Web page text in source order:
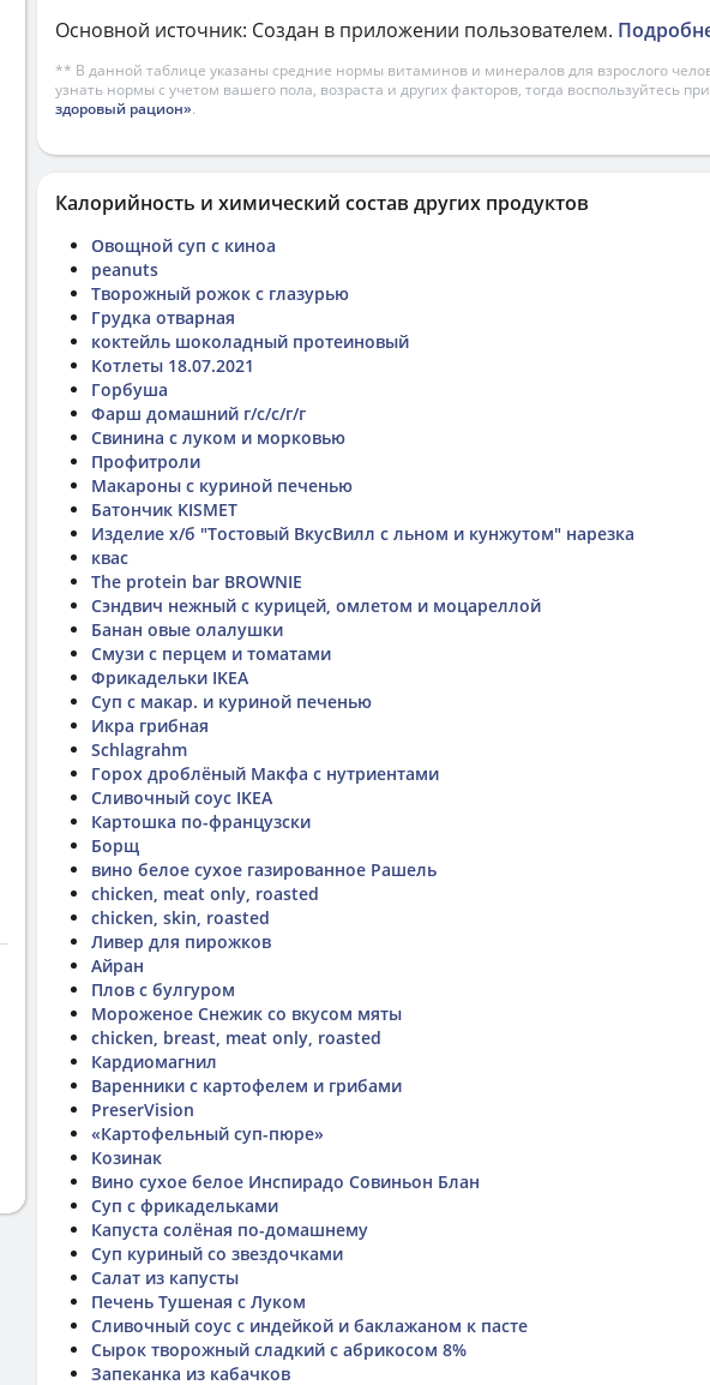
Основной источник: Создан в приложении пользователем.
** В данной таблице указаны средние нормы витаминов и минералов для взрослого
узнать нормы с учетом вашего пола, возраста и других факторов, тогда воспользуйтесь
здоровый рацион».
Калорийность и химический состав других продуктов
Овощной суп с киноа
peanuts
Творожный рожок с глазурью
Грудка отварная
коктейль шоколадный протеиновый
Котлеты 18.07.2021
Горбуша
Фарш домашний г/с/с/г/г
Свинина с луком и морковью
Профитроли
Макароны с куриной печенью
Батончик KISMET
Изделие х/б "Тостовый ВкусВилл с льном и кунжутом" нарезка
квас
The protein bar BROWNIE
Сэндвич нежный с курицей, омлетом и моцареллой
Банан овые олалушки
Смузи с перцем и томатами
Фрикадельки IKEA
Суп с макар. и куриной печенью
Икра грибная
Schlagrahm
Горох дроблёный Макфа с нутриентами
Сливочный соус IKEA
Картошка по-французски
Борщ
вино белое сухое газированное Рашель
chicken, meat only, roasted
chicken, skin, roasted
Ливер для пирожков
Айран
Плов с булгуром
Мороженое Снежик со вкусом мяты
chicken, breast, meat only, roasted
Кардиомагнил
Варенники с картофелем и грибами
PreserVision
«Картофельный суп-пюре»
Козинак
Вино сухое белое Инспирадо Совиньон Блан
Суп с фрикадельками
Капуста солёная по-домашнему
Суп куриный со звездочками
Салат из капусты
Печень Тушеная с Луком
Сливочный соус с индейкой и баклажаном к пасте
Сырок творожный сладкий с абрикосом 8%
Запеканка из кабачков